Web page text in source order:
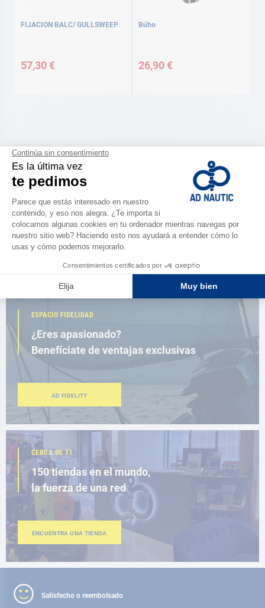
FIJACION BALC/ GULLSWEEP
57,30 €
Búho
26,90 €
Descubre
la nueva guía AD 2026
ESPACIO FIDELIDAD
¿Eres apasionado?
Benefíciate de ventajas exclusivas
AD FIDELITY
CERCA DE TI
150 tiendas en el mundo,
la fuerza de una red
ENCUENTRA UNA TIENDA
Satisfecho o reembolsado